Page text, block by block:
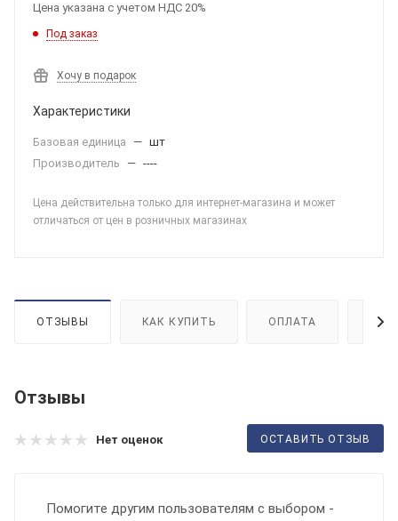
Цена указана с учетом НДС 20%
Под заказ
Хочу в подарок
Характеристики
Базовая единица — шт
Производитель
— ----
Цена действительна только для интернет-магазина и может
отличаться от цен в розничных магазинах
ОТЗЫВЫ КАК КУПИТЬ ОПЛАТА
Отзывы
Нет оценок ОСТАВИТЬ ОТЗЫВ
Помогите другим пользователям с выбором -